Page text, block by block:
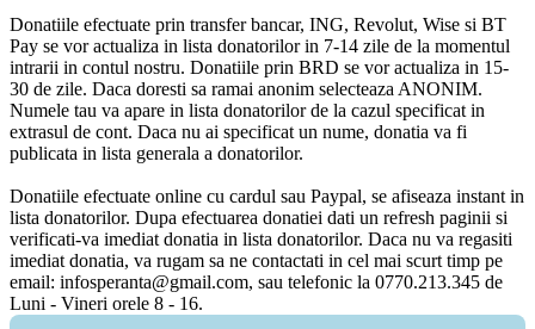
Donatiile efectuate prin transfer bancar, ING, Revolut, Wise si BT
Pay se vor actualiza in lista donatorilor in 7-14 zile de la momentul
intrarii in contul nostru. Donatiile prin BRD se vor actualiza in 15-
30 de zile. Daca doresti sa ramai anonim selecteaza ANONIM.
Numele tau va apare in lista donatorilor de la cazul specificat in
extrasul de cont. Daca nu ai specificat un nume, donatia va fi
publicata in lista generala a donatorilor.
Donatiile efectuate online cu cardul sau Paypal, se afiseaza instant in
lista donatorilor. Dupa efectuarea donatiei dati un refresh paginii si
verificati-va imediat donatia in lista donatorilor. Daca nu va regasiti
imediat donatia, va rugam sa ne contactati in cel mai scurt timp pe
email: infosperanta@gmail.com, sau telefonic la 0770.213.345 de
Luni - Vineri orele 8 - 16.